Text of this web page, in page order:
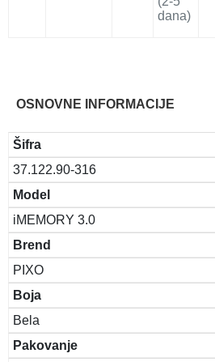
dana)
OSNOVNE INFORMACIJE
Šifra
37.122.90-316
Model
iMEMORY 3.0
Brend
PIXO
Boja
Bela
Pakovanje